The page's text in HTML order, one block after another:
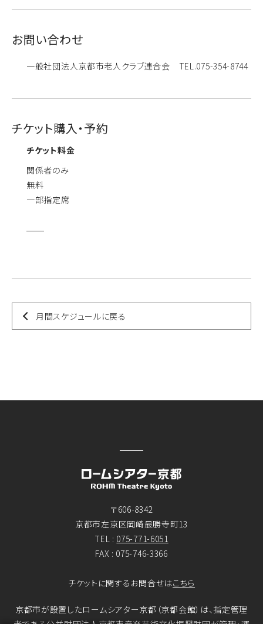
お問い合わせ
一般社団法人京都市老人クラブ連合会 TEL.075-354-8744
チケット購入・予約
チケット料金
関係者のみ
無料
一部指定席
月間スケジュールに戻る
〒606-8342
京都市左京区岡崎最勝寺町13
TEL : 075-771-6051
FAX : 075-746-3366
チケットに関するお問合せはこちら
京都市が設置したロームシアター京都（京都会館）は、指定管理